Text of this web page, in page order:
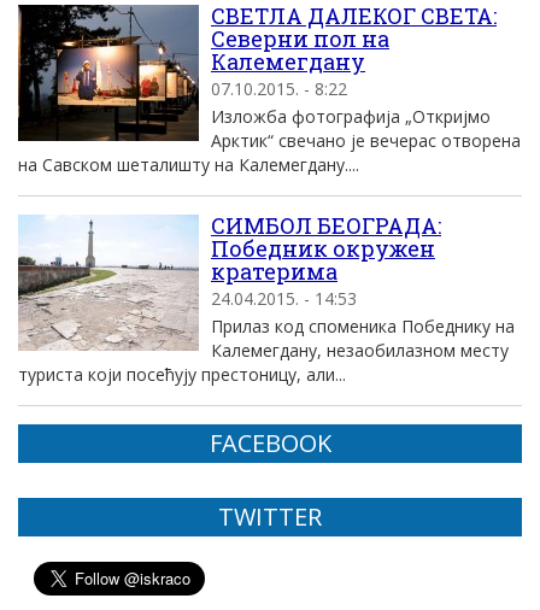
СВЕТЛА ДАЛЕКОГ СВЕТА:
Северни пол на
Калемегдану
07.10.2015. - 8:22
Изложба фотографија „Откријмо
Арктик“ свечано је вечерас отворена
на Савском шеталишту на Калемегдану....
СИМБОЛ БЕОГРАДА:
Победник окружен
кратерима
24.04.2015. - 14:53
Прилаз код споменика Победнику на
Калемегдану, незаобилазном месту
туриста који посећују престоницу, али...
FACEBOOK
TWITTER